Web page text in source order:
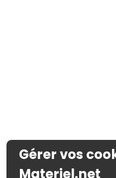
Gérer vos
Materiel.net